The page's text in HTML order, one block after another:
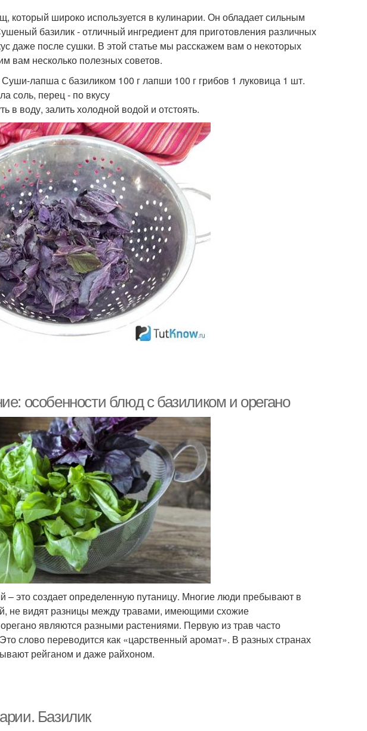
который широко используется в кулинарии. Он обладает сильным
базилик - отличный ингредиент для приготовления различных
даже после сушки. В этой статье мы расскажем вам о некоторых
вам несколько полезных советов.
лапша с базиликом 100 г лапши 100 г грибов 1 луковица 1 шт.
соль, перец - по вкусу
в воду, залить холодной водой и отстоять.
особенности блюд с базиликом и орегано
– это создает определенную путаницу. Многие люди пребывают в
не видят разницы между травами, имеющими схожие
являются разными растениями. Первую из трав часто
слово переводится как «царственный аромат». В разных странах
рейганом и даже райхоном.
Базилик